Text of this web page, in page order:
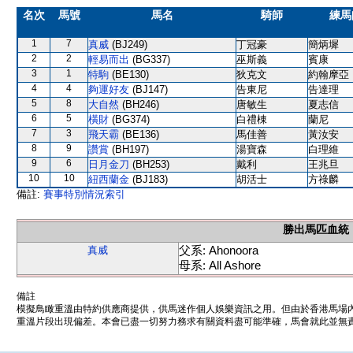
名次 馬號 馬名 騎師 練
1 7 真威 (BJ249) 丁冠豪 簡炳墀
2 2 輕易而出 (BG337) 巫斯義 賓康
3 1 特駒 (BE130) 狄克文 約翰摩亞
4 4 夠運好友 (BJ147) 告東尼 告達理
5 8 大自然 (BH246) 唐敏生 夏志信
6 5 橫財 (BG374) 白禮棟 蘭尼
7 3 飛天霸 (BE136) 馬佳善 黃汝安
8 9 讚賞 (BH197) 湯寶森 白理維
9 6 日月金刀 (BH253) 戴利 王兆旦
10 10 紐西蘭金 (BJ183) 胡活士
方祿麟
備註: 賽事特別情況索引
勝出馬匹血統
真威
父系: Ahonoora
母系: All Ashore
備註
模擬鳥瞰重溫由特約供應商提供，供馬迷作個人娛樂資訊之用。但由於香港馬
重溫片段出現偏差。本會已盡一切努力務求有關資料盡可能準確，馬會就此並